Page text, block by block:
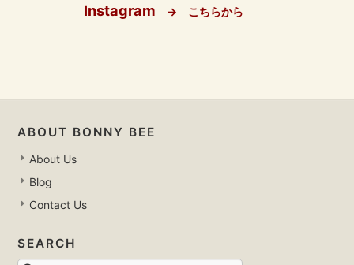
Instagram → こちらから
ABOUT BONNY BEE
About Us
Blog
Contact Us
SEARCH